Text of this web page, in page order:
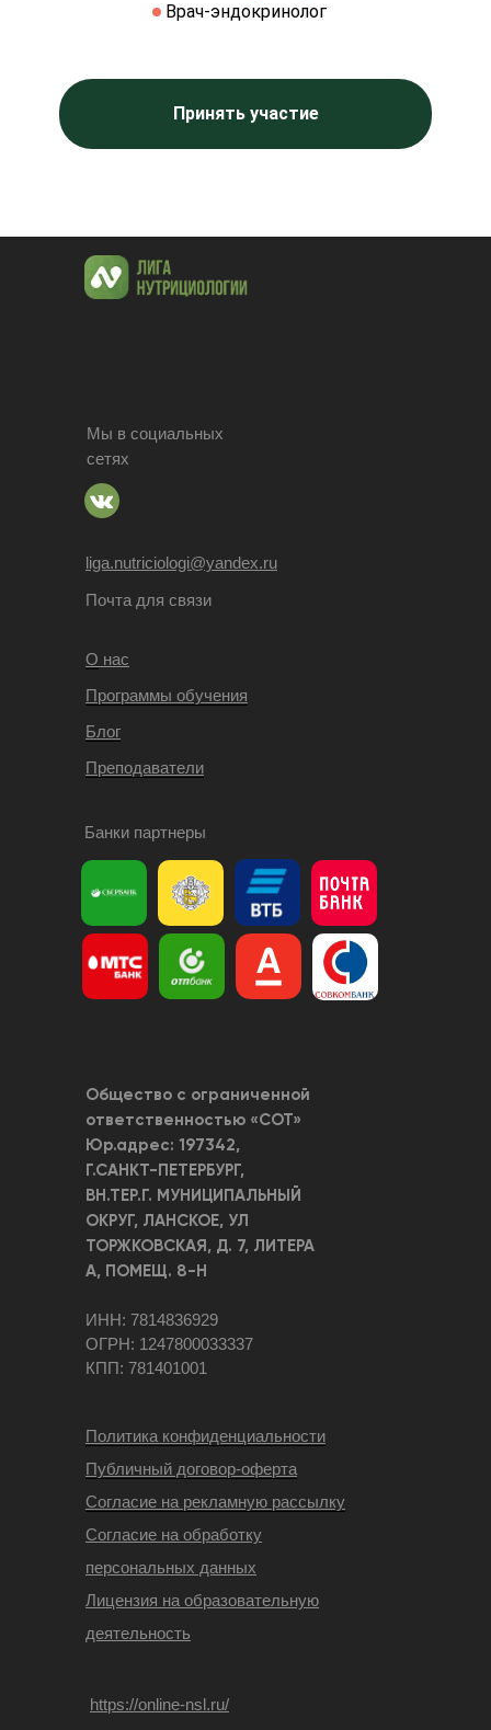
Принять участие
Врач-эндокринолог
Программы обучения
О нас
Мы в социальных
сетях
Блог
Преподаватели
Почта для связи
liga.nutriciologi@yandex.ru
Политика конфиденциальности
Публичный договор-оферта
Согласие на рекламную рассылку
Согласие на обработку
персональных данных
Лицензия на образовательную
деятельность
https://online-nsl.ru/
Общество с ограниченной
ответственностью «СОТ»
Юр.адрес: 197342,
Г.САНКТ-ПЕТЕРБУРГ,
ВН.ТЕР.Г. МУНИЦИПАЛЬНЫЙ
ОКРУГ, ЛАНСКОЕ, УЛ
ТОРЖКОВСКАЯ, Д. 7, ЛИТЕРА
А, ПОМЕЩ. 8-Н
ИНН: 7814836929
ОГРН: 1247800033337
КПП: 781401001
Банки партнеры